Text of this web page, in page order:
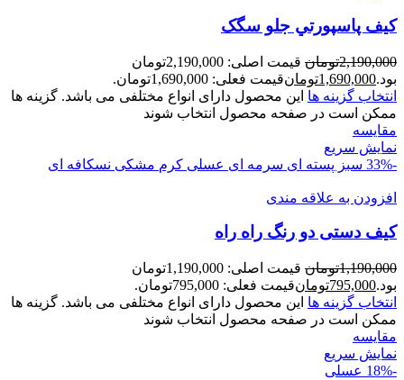
کيف پاسپورتي جلو سگک
2,190,000تومان
قیمت اصلی: 2,190,000تومان
بود.1,690,000تومانقیمت فعلی: 1,690,000تومان.
انتخاب گزینه ها این محصول دارای انواع مختلفی می باشد. گزینه ها
ممکن است در صفحه محصول انتخاب شوند
مقايسه
نمایش سریع
-33%
سبز پسته ای سرمه ای عسلی کرم مشکی نسکافه ای
افزودن به علاقه مندی
کیف دستی دو رنگ راه راه
1,190,000تومان
قیمت اصلی: 1,190,000تومان
بود.795,000تومانقیمت فعلی: 795,000تومان.
انتخاب گزینه ها این محصول دارای انواع مختلفی می باشد. گزینه ها
ممکن است در صفحه محصول انتخاب شوند
مقايسه
نمایش سریع
-18%
عسلی